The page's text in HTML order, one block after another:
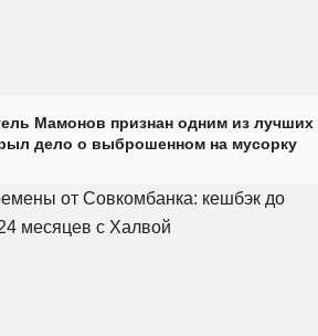
Мамонов признан одним из лучших
дело о выброшенном на мусорку